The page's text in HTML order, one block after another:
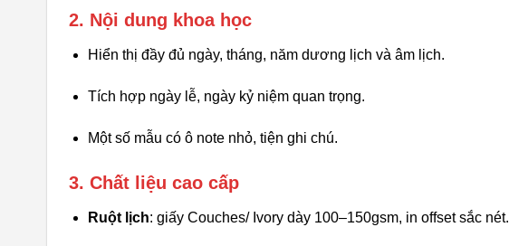
2. Nội dung khoa học
Hiển thị đầy đủ ngày, tháng, năm dương lịch và âm lịch.
Tích hợp ngày lễ, ngày kỷ niệm quan trọng.
Một số mẫu có ô note nhỏ, tiện ghi chú.
3. Chất liệu cao cấp
Ruột lịch: giấy Couches/ Ivory dày 100–150gsm, in offset sắc nét.